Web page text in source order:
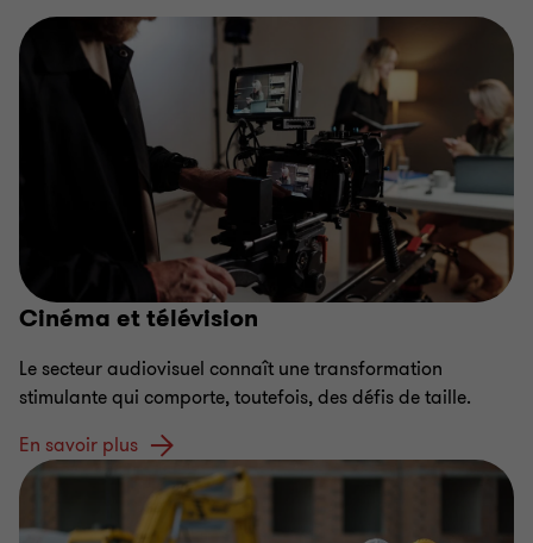
Cinéma et télévision
Le secteur audiovisuel connaît une transformation
stimulante qui comporte, toutefois, des défis de taille.
En savoir plus